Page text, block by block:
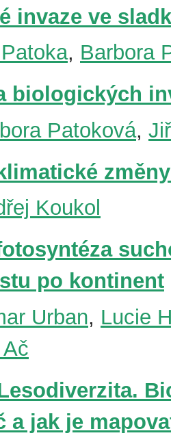
invaze ve
, Barbora
biologických
Patoková,
Koukol
po kontinent
Urban, Lucie
a jak je